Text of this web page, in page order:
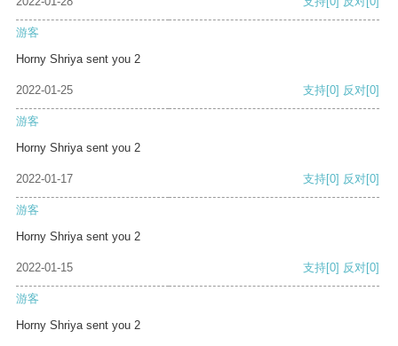
游客
Horny Shriya sent you 2
2022-01-25 支持[0] 反对[0]
游客
Horny Shriya sent you 2
2022-01-17 支持[0] 反对[0]
游客
Horny Shriya sent you 2
2022-01-15 支持[0] 反对[0]
游客
Horny Shriya sent you 2